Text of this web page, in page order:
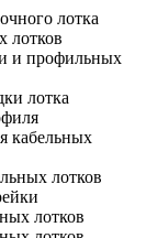
лотка
лотков
и профильных
лотка
кабельных
лотков
лотков